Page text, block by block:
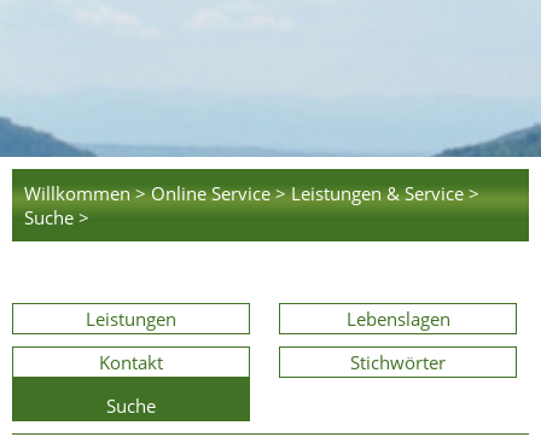
Willkommen > Online Service > Leistungen & Service >
Suche >
Leistungen
Lebenslagen
Kontakt
Stichwörter
Suche